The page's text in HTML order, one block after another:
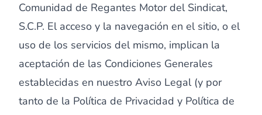
Comunidad de Regantes Motor del Sindicat,
S.C.P. El acceso y la navegación en el sitio, o el
uso de los servicios del mismo, implican la
aceptación de las Condiciones Generales
establecidas en nuestro Aviso Legal (y por
tanto de la Política de Privacidad y Política de